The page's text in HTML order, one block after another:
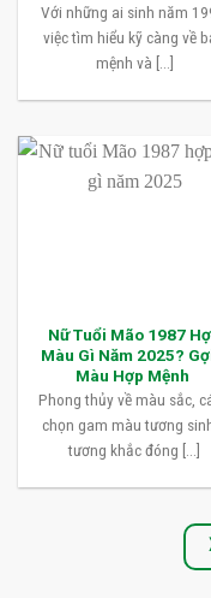
Với những ai sinh năm
việc tìm hiểu kỹ càng về
mệnh và [...]
Nữ Tuổi Mão 1987
Màu Gì Năm 2025?
Màu Hợp Mệnh
Phong thủy về màu sắc,
chọn gam màu tương
tương khắc đóng [...]